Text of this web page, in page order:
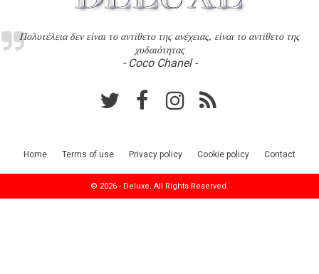
Πολυτέλεια δεν είναι το αντίθετο της ανέχειας, είναι το αντίθετο της
χυδαιότητας
- Coco Chanel -
Home Terms of use Privacy policy Cookie policy Contact
© 2026 - Deluxe. All Rights Reserved.